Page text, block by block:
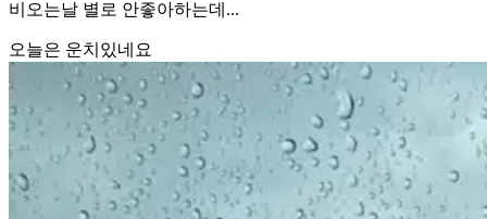
비오는날 별로 안좋아하는데...
오늘은 운치있네요